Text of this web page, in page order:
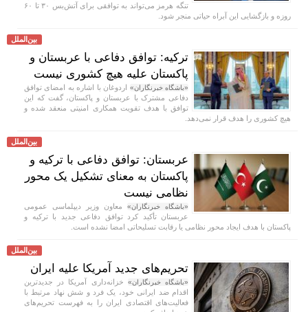
تنگه هرمز می‌تواند به توافقی برای آتش‌بس ۳۰ تا ۶۰
روزه و بازگشایی این آبراه حیاتی منجر شود.
بین‌الملل
ترکیه: توافق دفاعی با عربستان و
پاکستان علیه هیچ کشوری نیست
«باشگاه خبرنگاران» اردوغان با اشاره به امضای توافق
دفاعی مشترک با عربستان و پاکستان، گفت که این
توافق با هدف تقویت همکاری امنیتی منعقد شده و
هیچ کشوری را هدف قرار نمی‌دهد.
بین‌الملل
عربستان: توافق دفاعی با ترکیه و
پاکستان به معنای تشکیل یک محور
نظامی نیست
«باشگاه خبرنگاران» معاون وزیر دیپلماسی عمومی
عربستان تأکید کرد توافق دفاعی جدید با ترکیه و
پاکستان با هدف ایجاد محور نظامی یا رقابت تسلیحاتی امضا نشده است.
بین‌الملل
تحریم‌های جدید آمریکا علیه ایران
«باشگاه خبرنگاران» خزانه‌داری آمریکا در جدیدترین
اقدام ضد ایرانی خود، یک فرد و شش نهاد مرتبط با
فعالیت‌های اقتصادی ایران را به فهرست تحریم‌های